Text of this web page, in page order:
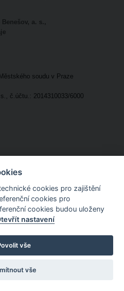
a. s.,
soudu v Praze
č.účtu.: 2014310033/6000
cookies pro zajištění
cookies pro
cookies budou uloženy
nastavení
vše
vše